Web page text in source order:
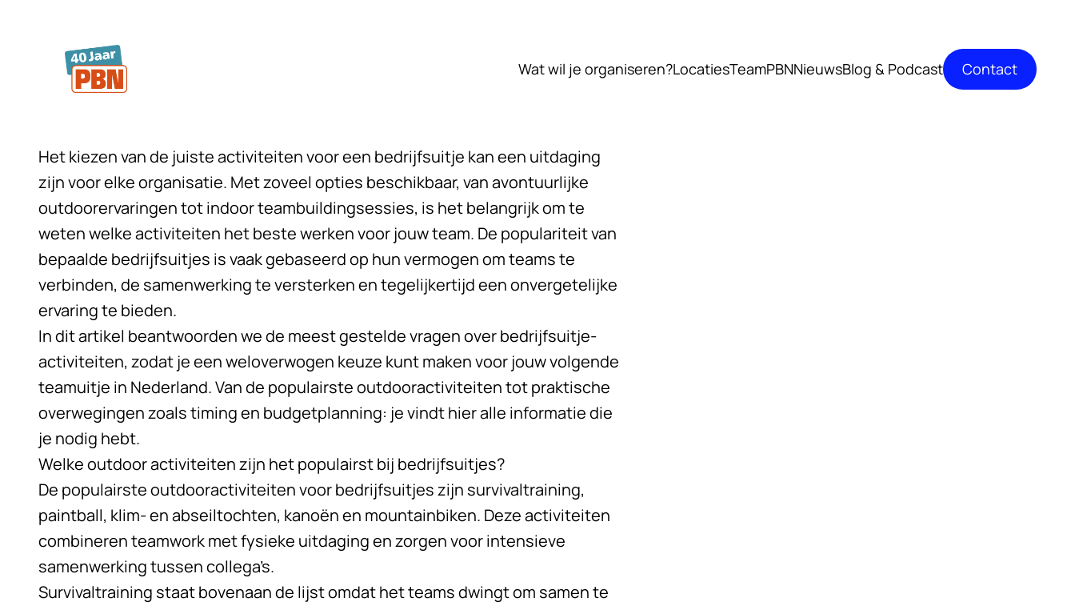
Wat wil je organiseren?LocatiesTeamPBNNieuwsBlog & Podcast Contact
Het kiezen van de juiste activiteiten voor een bedrijfsuitje kan een uitdaging
zijn voor elke organisatie. Met zoveel opties beschikbaar, van avontuurlijke
outdoorervaringen tot indoor teambuildingsessies, is het belangrijk om te
weten welke activiteiten het beste werken voor jouw team. De populariteit van
bepaalde bedrijfsuitjes is vaak gebaseerd op hun vermogen om teams te
verbinden, de samenwerking te versterken en tegelijkertijd een onvergetelijke
ervaring te bieden.
In dit artikel beantwoorden we de meest gestelde vragen over bedrijfsuitje-
activiteiten, zodat je een weloverwogen keuze kunt maken voor jouw volgende
teamuitje in Nederland. Van de populairste outdooractiviteiten tot praktische
overwegingen zoals timing en budgetplanning: je vindt hier alle informatie die
je nodig hebt.
Welke outdoor activiteiten zijn het populairst bij bedrijfsuitjes?
De populairste outdooractiviteiten voor bedrijfsuitjes zijn survivaltraining,
paintball, klim- en abseiltochten, kanoën en mountainbiken. Deze activiteiten
combineren teamwork met fysieke uitdaging en zorgen voor intensieve
samenwerking tussen collega’s.
Survivaltraining staat bovenaan de lijst omdat het teams dwingt om samen te